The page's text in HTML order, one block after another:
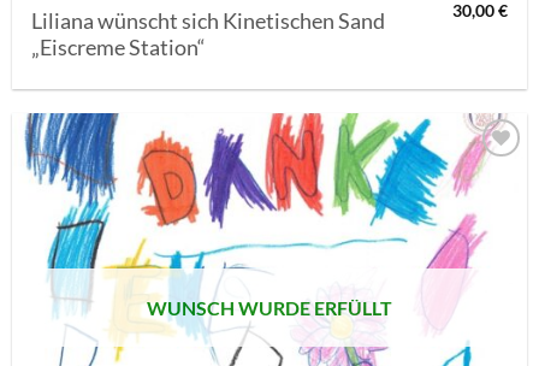
Liliana wünscht sich Kinetischen Sand
„Eiscreme Station“
30,00€
AUF MEINE
MERKLISTE
SETZEN
WUNSCH WURDE ERFÜLLT